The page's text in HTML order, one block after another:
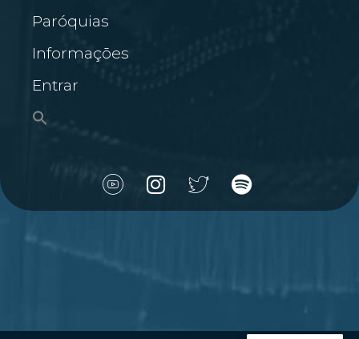
Paróquias
Informações
Entrar